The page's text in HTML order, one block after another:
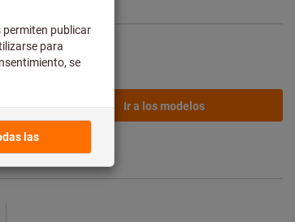
Ir a los modelos